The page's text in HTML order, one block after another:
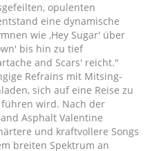
opulenten
eine dynamische
wie ,Hey Sugar' über
bis hin zu tief
and Scars' reicht."
Refrains mit Mitsing-
sich auf eine Reise zu
führen wird. Nach der
Asphalt Valentine
und kraftvollere Songs
breiten Spektrum an